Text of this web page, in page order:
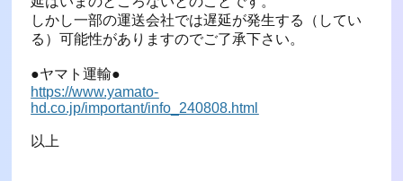
しかし一部の運送会社では遅延が発生する（してい
る）可能性がありますのでご了承下さい。
●ヤマト運輸●
https://www.yamato-
hd.co.jp/important/info_240808.html
以上